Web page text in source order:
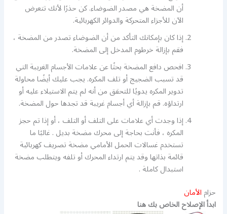
أن المضخة هي مصدر الضوضاء. كن حذرًا لأنك تتعرض
الآن للأجزاء المتحركة والدوائر الكهربائية.
إذا كان بإمكانك التأكد من أن الضوضاء تصدر من المضخة ،
فقم بإزالة خرطوم المدخل إلى المضخة.
افحص دافع المضخة بحثًا عن علامات الأجسام الغريبة التي
قد تسبب الضجيج أو تلف المكره. يجب عليك أيضًا محاولة
تدوير المكره يدويًا للتحقق من أنه لم يتم الاستيلاء عليه أو
ارتداؤه. قم بإزالة أي أجسام غريبة قد تجدها حول المضخة.
إذا وجدت أي علامات على التلف أو التلف ، أو إذا تم حجز
المكره ، فأنت بحاجة إلى محرك مضخة بديل . غالبًا ما
تستخدم غسالات الحمل الأمامي مضخة تصريف كهربائية
قائمة بذاتها وقد يتم ارتداء المحرك أو تلفه ويتطلب مضخة
استبدال كاملة .
حزامالأمان
ابدأ الإصلاح الخاص بك هنا